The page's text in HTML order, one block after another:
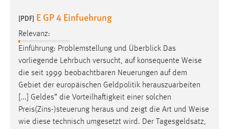
[PDF] E GP 4 Einfuehrung
Relevanz:
Einführung: Problemstellung und Überblick Das
vorliegende Lehrbuch versucht, auf konsequente Weise
die seit 1999 beobachtbaren Neuerungen auf dem
Gebiet der europäischen Geldpolitik herauszuarbeiten
[...] Geldes“ die Vorteilhaftigkeit einer solchen
Preis(Zins-)steuerung heraus und zeigt die Art und Weise
wie diese technisch umgesetzt wird. Der Tagesgeldsatz,